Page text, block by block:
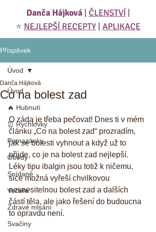
Danča Hájková| ČLENSTVÍ
⭐️ NEJLEPŠÍ RECEPTY APLIKACE
Příspěvek
Úvod
🔥 Hubnutí
⏰ Rychlovky
Pomazánky
Obědy
Snídaně
Večeře
Zdravé mlsání
Svačiny
Úvod
Co na bolest zad
Danča Hájková
O záda je třeba pečovat! Dnes ti v mém
článku „Co na bolest zad“ prozradím,
jak se bolesti vyhnout a když už to
přijde, co je na bolest zad nejlepší.
Léky tipu ibalgin jsou totiž k ničemu,
sice možná vyřeší chvilkovou
nesnesitelnou bolest zad a dalších
částí těla, ale jako řešení do budoucna
to opravdu není.